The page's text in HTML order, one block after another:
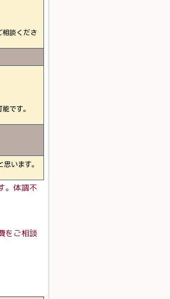
相談くださ
です。
います。
。体調不
をご相談